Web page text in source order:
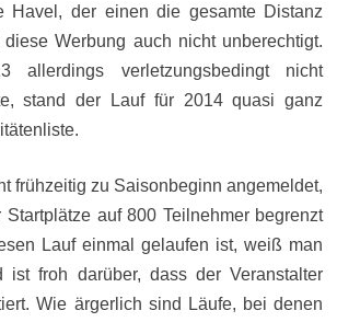
Havel, der einen die gesamte Distanz
Werbung auch nicht unberechtigt.
verletzungsbedingt nicht
stand der Lauf für 2014 quasi ganz
frühzeitig zu Saisonbeginn angemeldet,
auf 800 Teilnehmer begrenzt
Lauf einmal gelaufen ist, weiß man
ist froh darüber, dass der Veranstalter
Wie ärgerlich sind Läufe, bei denen